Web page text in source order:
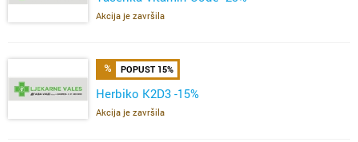
Akcija je završila
POPUST 15%
Herbiko K2D3 -15%
Akcija je završila